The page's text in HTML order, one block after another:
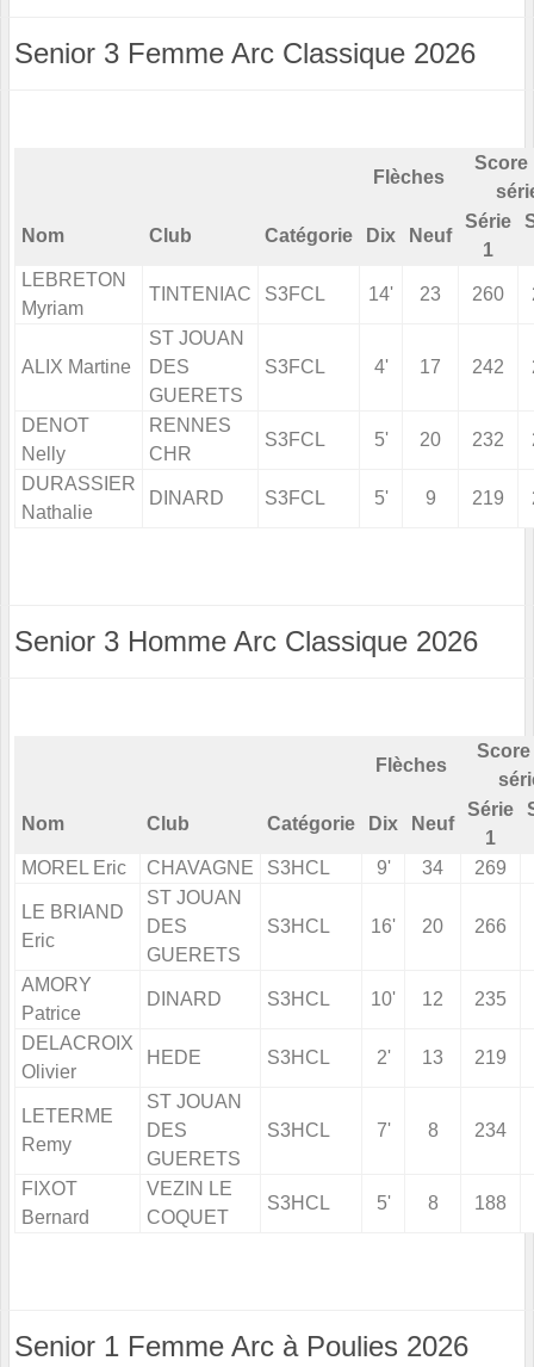
Senior 3 Femme Arc Classique 2026
Flèches
Score
Nom Club Catégorie Dix Neuf
Série
1
LEBRETON
Myriam
TINTENIAC S3FCL 14' 23 260
ALIX Martine
ST JOUAN
DES
GUERETS
S3FCL 4' 17 242
DENOT
Nelly
RENNES
CHR
S3FCL 5' 20 232
DURASSIER
Nathalie
DINARD S3FCL 5' 9 219
Senior 3 Homme Arc Classique 2026
Flèches
Score
Nom Club Catégorie Dix Neuf
Série
1
MOREL Eric CHAVAGNE S3HCL 9' 34 269
LE BRIAND
Eric
ST JOUAN
DES
GUERETS
S3HCL 16' 20 266
AMORY
Patrice
DINARD S3HCL 10' 12 235
DELACROIX
Olivier
HEDE S3HCL 2' 13 219
LETERME
Remy
ST JOUAN
DES
GUERETS
S3HCL 7' 8 234
FIXOT
Bernard
VEZIN LE
COQUET
S3HCL 5' 8 188
Senior 1 Femme Arc à Poulies 2026